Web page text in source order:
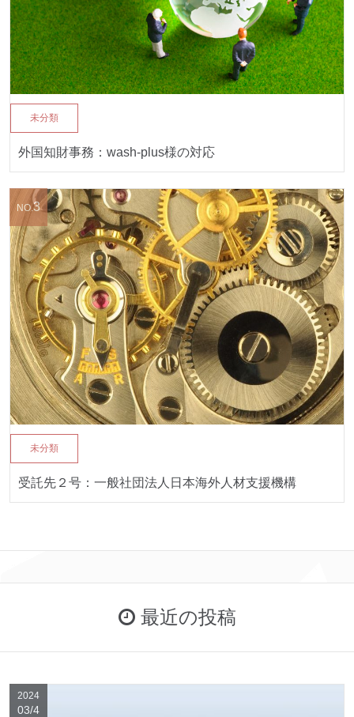
未分類
外国知財事務：wash-plus様の対応
未分類
受託先２号：一般社団法人日本海外人材支援機構
NO.3
最近の投稿
2024
03/4